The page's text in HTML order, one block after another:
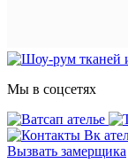
Мы в соцсетях
Вызвать замерщика